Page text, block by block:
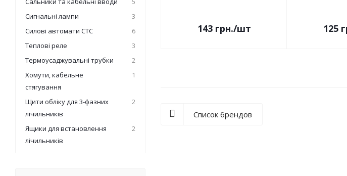
143грн./шт 125
Список брендов
Сигнальні лампи
3
Силові автомати СТС
6
Теплові реле
3
Термоусаджувальні трубки
2
Хомути, кабельне
стягування
1
Щити обліку для 3-фазних
лічильників
2
Ящики для встановлення
лічильників
2